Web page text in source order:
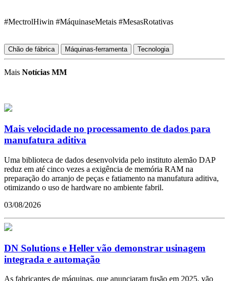
#MectrolHiwin #MáquinaseMetais #MesasRotativas
Chão de fábrica Máquinas-ferramenta Tecnologia
Mais Notícias MM
Mais velocidade no processamento de dados para
manufatura aditiva
Uma biblioteca de dados desenvolvida pelo instituto alemão DAP
reduz em até cinco vezes a exigência de memória RAM na
preparação do arranjo de peças e fatiamento na manufatura aditiva,
otimizando o uso de hardware no ambiente fabril.
03/08/2026
DN Solutions e Heller vão demonstrar usinagem
integrada e automação
As fabricantes de máquinas, que anunciaram fusão em 2025, vão